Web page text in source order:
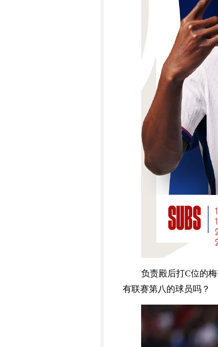
负责殿后打C位的
有联赛第八的球员吗？